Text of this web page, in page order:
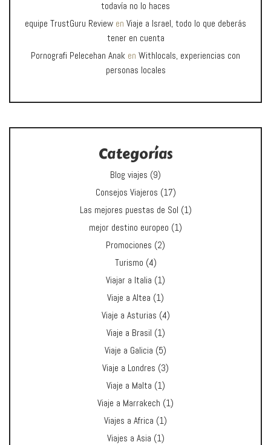
todavía no lo haces
equipe TrustGuru Review en Viaje a Israel, todo lo que deberás
tener en cuenta
Pornografi Pelecehan Anak en Withlocals, experiencias con
personas locales
Categorías
Blog viajes (9)
Consejos Viajeros (17)
Las mejores puestas de Sol (1)
mejor destino europeo (1)
Promociones (2)
Turismo (4)
Viajar a Italia (1)
Viaje a Altea (1)
Viaje a Asturias (4)
Viaje a Brasil (1)
Viaje a Galicia (5)
Viaje a Londres (3)
Viaje a Malta (1)
Viaje a Marrakech (1)
Viajes a Africa (1)
Viajes a Asia (1)